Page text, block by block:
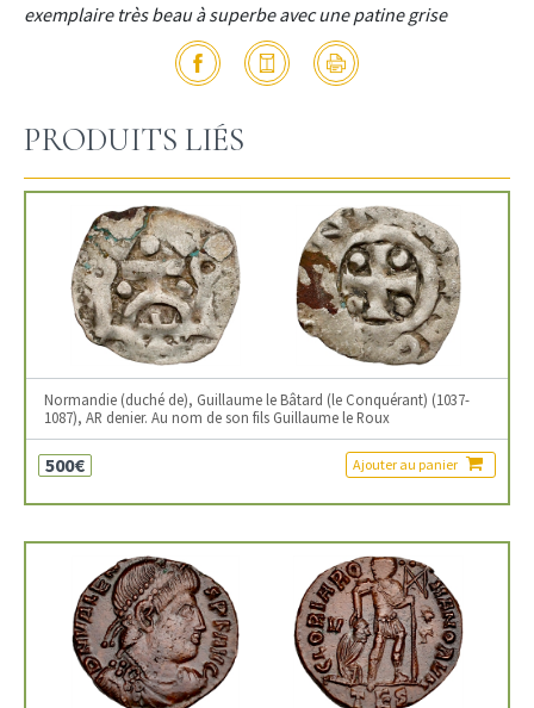
exemplaire très beau à superbe avec une patine grise
PRODUITS LIÉS
Normandie (duché de), Guillaume le Bâtard (le Conquérant) (1037-
1087), AR denier. Au nom de son fils Guillaume le Roux
500€ Ajouter au panier